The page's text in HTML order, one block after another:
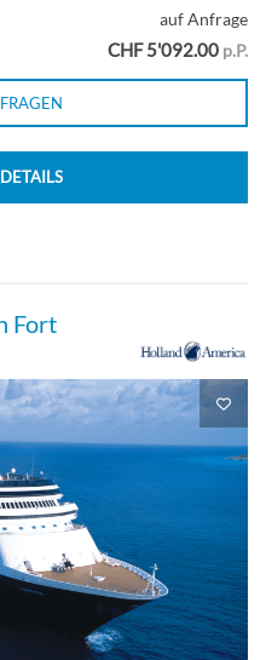
auf Anfrage
CHF 5'092.00 p.P.
Fort